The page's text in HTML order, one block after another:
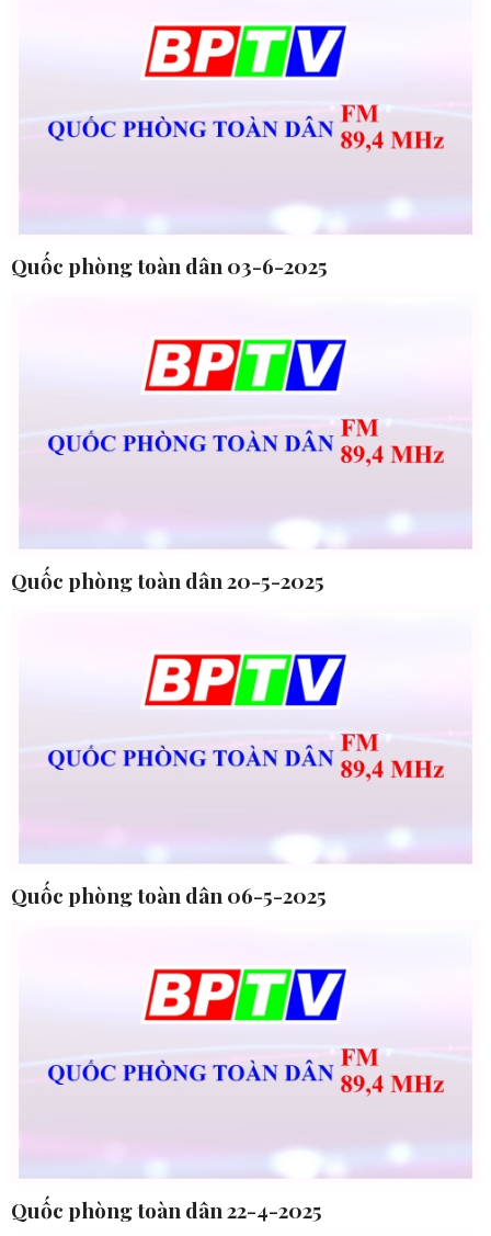
Quốc phòng toàn dân 03-6-2025
Quốc phòng toàn dân 20-5-2025
Quốc phòng toàn dân 06-5-2025
Quốc phòng toàn dân 22-4-2025